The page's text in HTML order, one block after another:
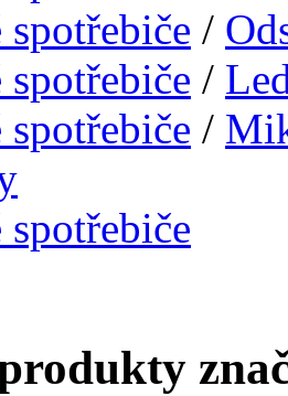
spotřebiče /
spotřebiče /
spotřebiče /
spotřebiče